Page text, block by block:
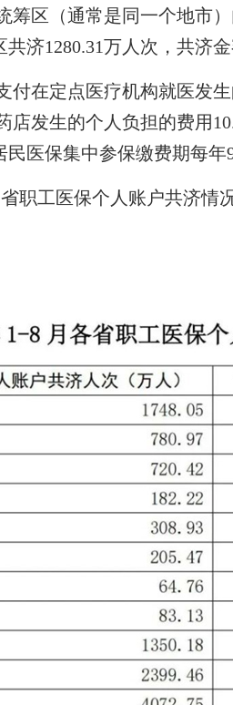
区（通常是同一个地市）
济1280.31万人次，共济金
在定点医疗机构就医发生
店发生的个人负担的费用
医保集中参保缴费期每年
职工医保个人账户共济情